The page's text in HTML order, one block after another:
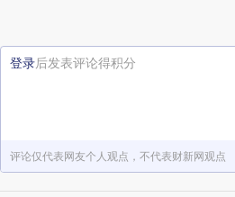
登录后发表评论得积分
评论仅代表网友个人观点，不代表财新网观点